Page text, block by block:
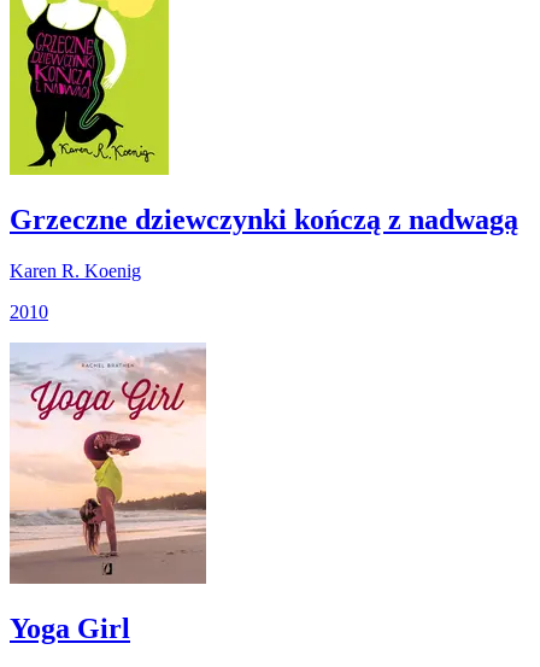
Grzeczne dziewczynki kończą z nadwagą
Karen R. Koenig
2010
Yoga Girl